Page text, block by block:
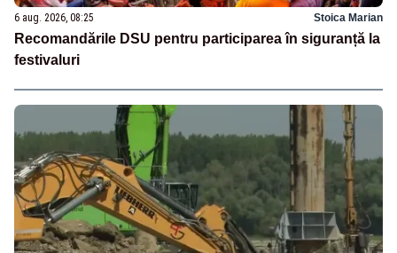
6 aug. 2026, 08:25 Stoica Marian
Recomandările DSU pentru participarea în siguranță la
festivaluri